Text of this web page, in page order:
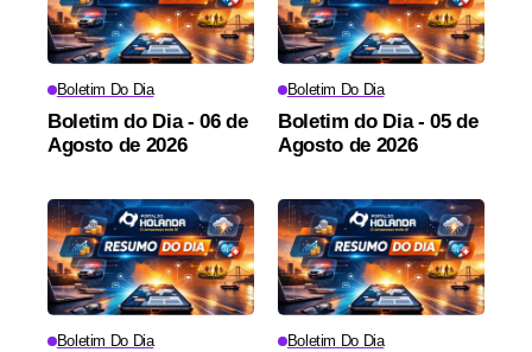
Boletim Do Dia
Boletim do Dia - 06 de
Agosto de 2026
Boletim Do Dia
Boletim do Dia - 05 de
Agosto de 2026
Boletim Do Dia Boletim Do Dia